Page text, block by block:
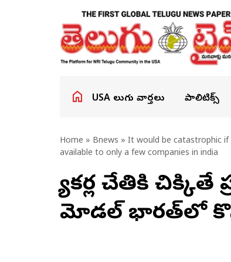
USA తెలుగు వార్తలు పాలిటిక్స్
Home » Bnews » It would be catastrophic
available to only a few companies in india
హ్యాకర్ల చేతికి
మోడల్‌ భారత్‌లో